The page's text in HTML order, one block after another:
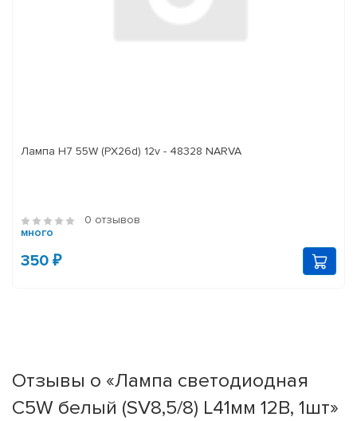
Лампа H7 55W (PX26d) 12v - 48328 NARVA
0 отзывов
много
350 ₽
Отзывы о «Лампа светодиодная
C5W белый (SV8,5/8) L41мм 12В, 1шт»